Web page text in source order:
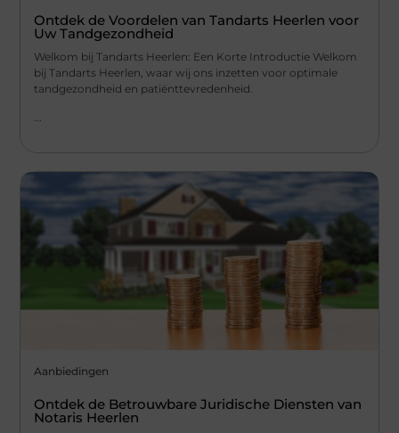
Ontdek de Voordelen van Tandarts Heerlen voor
Uw Tandgezondheid
Welkom bij Tandarts Heerlen: Een Korte Introductie Welkom
bij Tandarts Heerlen, waar wij ons inzetten voor optimale
tandgezondheid en patiënttevredenheid.
...
Aanbiedingen
Ontdek de Betrouwbare Juridische Diensten van
Notaris Heerlen